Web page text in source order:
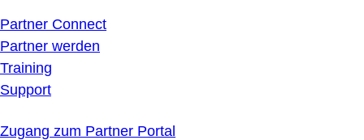
Partner Connect
Partner werden
Training
Support
Zugang zum Partner Portal